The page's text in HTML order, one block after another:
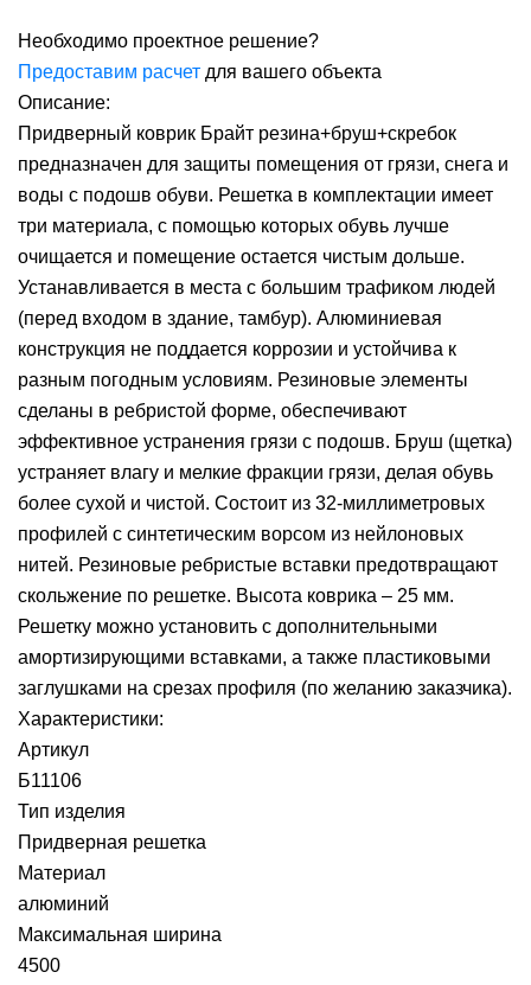
Необходимо проектное решение?
Предоставим расчет для вашего объекта
Описание:
Придверный коврик Брайт резина+бруш+скребок
предназначен для защиты помещения от грязи, снега и
воды с подошв обуви. Решетка в комплектации имеет
три материала, с помощью которых обувь лучше
очищается и помещение остается чистым дольше.
Устанавливается в места с большим трафиком людей
(перед входом в здание, тамбур). Алюминиевая
конструкция не поддается коррозии и устойчива к
разным погодным условиям. Резиновые элементы
сделаны в ребристой форме, обеспечивают
эффективное устранения грязи с подошв. Бруш (щетка)
устраняет влагу и мелкие фракции грязи, делая обувь
более сухой и чистой. Состоит из 32-миллиметровых
профилей с синтетическим ворсом из нейлоновых
нитей. Резиновые ребристые вставки предотвращают
скольжение по решетке. Высота коврика – 25 мм.
Решетку можно установить с дополнительными
амортизирующими вставками, а также пластиковыми
заглушками на срезах профиля (по желанию заказчика).
Характеристики:
Артикул
Б11106
Тип изделия
Придверная решетка
Материал
алюминий
Максимальная ширина
4500